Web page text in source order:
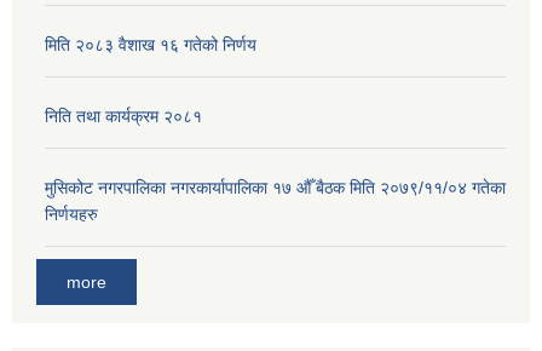
मिति २०८३ वैशाख १६ गतेको निर्णय
निति तथा कार्यक्रम २०८१
मुसिकोट नगरपालिका नगरकार्यापालिका १७ औँ बैठक मिति २०७९/११/०४ गतेका
निर्णयहरु
more